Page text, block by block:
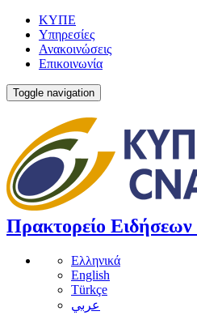
ΚΥΠΕ
Υπηρεσίες
Ανακοινώσεις
Επικοινωνία
Toggle navigation
Πρακτορείο Ειδήσεων
Ελληνικά
English
Türkçe
عربي